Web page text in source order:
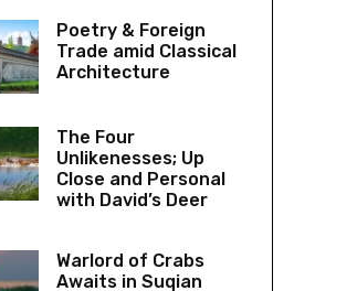
Poetry & Foreign
Trade amid Classical
Architecture
The Four
Unlikenesses; Up
Close and Personal
with David’s Deer
Warlord of Crabs
Awaits in Suqian